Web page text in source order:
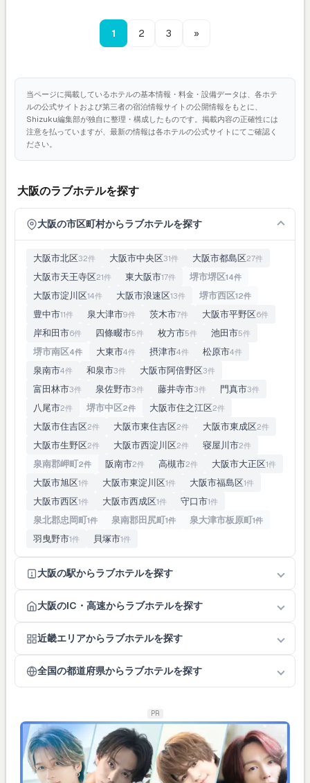
1 2 3 »
当ページに掲載しているホテルの基本情報・料金・設備データは、各ホテ
ルの公式サイトおよび第三者の宿泊情報サイトの公開情報をもとに、
Shizuku編集部が独自に整理・構成したものです。掲載内容の正確性には
注意を払っていますが、最新の情報は各ホテルの公式サイトにてご確認く
ださい。
大阪のラブホテルを探す
大阪の市区町村からラブホテルを探す
大阪市北区32件 大阪市中央区31件 大阪市都島区27件
大阪市天王寺区21件 東大阪市17件 堺市堺区14件
大阪市淀川区14件 大阪市浪速区13件 堺市西区12件
豊中市11件 泉大津市9件 茨木市7件 大阪市平野区6件
岸和田市6件 四條畷市5件 枚方市5件 池田市5件
堺市南区4件 大東市4件 摂津市4件 松原市4件
泉南市4件 和泉市3件 大阪市阿倍野区3件
富田林市3件 泉佐野市3件 藤井寺市3件 門真市3件
八尾市2件 堺市中区2件 大阪市住之江区2件
大阪市住吉区2件 大阪市東住吉区2件 大阪市東成区2件
大阪市生野区2件 大阪市西淀川区2件 寝屋川市2件
泉南郡岬町2件 阪南市2件 高槻市2件 大阪市大正区1件
大阪市旭区1件 大阪市東淀川区1件 大阪市福島区1件
大阪市西区1件 大阪市西成区1件 守口市1件
泉北郡忠岡町1件 泉南郡田尻町1件 泉大津市板原町1件
羽曳野市1件 貝塚市1件
大阪の駅からラブホテルを探す
大阪のIC・高速からラブホテルを探す
近畿エリアからラブホテルを探す
全国の都道府県からラブホテルを探す
PR